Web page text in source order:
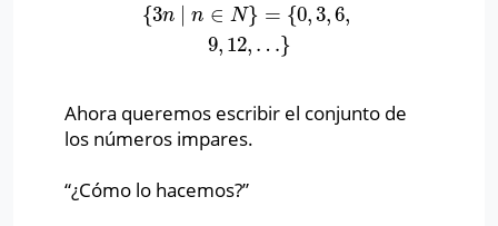
{3n n ∈ N} = {0,3,6,
9, 12, …}
{3n n∈ N ={0, 3,6 ,9,12,…}
Ahora queremos escribir el conjunto de
los números impares.
“¿Cómo lo hacemos?”